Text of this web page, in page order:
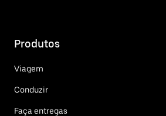
Produtos
Viagem
Conduzir
Faça entregas